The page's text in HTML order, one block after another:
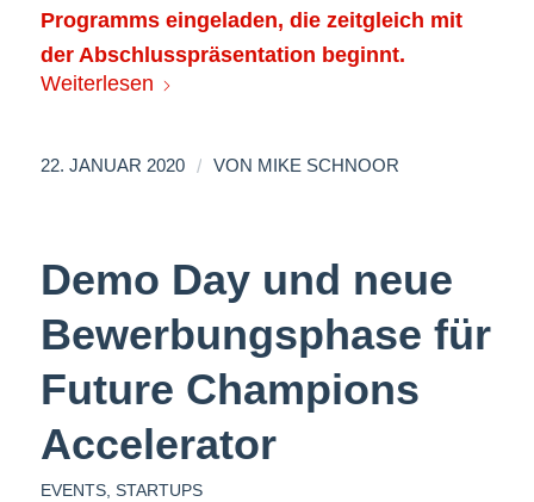
Programms eingeladen, die zeitgleich mit
der Abschlusspräsentation beginnt.
Weiterlesen
22. JANUAR 2020 / VON MIKE SCHNOOR
Demo Day und neue
Bewerbungsphase für
Future Champions
Accelerator
EVENTS, STARTUPS